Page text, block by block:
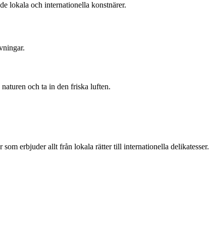
lokala och internationella konstnärer.
och ta in den friska luften.
erbjuder allt från lokala rätter till internationella delikatesser.